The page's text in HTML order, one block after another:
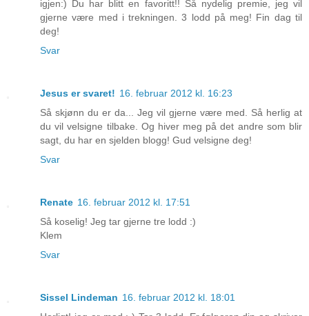
igjen:) Du har blitt en favoritt!! Så nydelig premie, jeg vil
gjerne være med i trekningen. 3 lodd på meg! Fin dag til
deg!
Svar
Jesus er svaret! 16. februar 2012 kl. 16:23
Så skjønn du er da... Jeg vil gjerne være med. Så herlig at
du vil velsigne tilbake. Og hiver meg på det andre som blir
sagt, du har en sjelden blogg! Gud velsigne deg!
Svar
Renate 16. februar 2012 kl. 17:51
Så koselig! Jeg tar gjerne tre lodd :)
Klem
Svar
Sissel Lindeman 16. februar 2012 kl. 18:01